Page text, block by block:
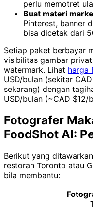
perlu memotret
Buat materi
Pinterest, banner
bisa dicetak dari
Setiap paket berbayar
visibilitas gambar
watermark. Lihat harga
USD/bulan (sekitar
sekarang) dengan
USD/bulan (~CAD $12/
Fotografer
FoodShot AI:
Berikut yang
restoran Toronto atau
bila membantu: